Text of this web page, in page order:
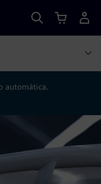
automática.